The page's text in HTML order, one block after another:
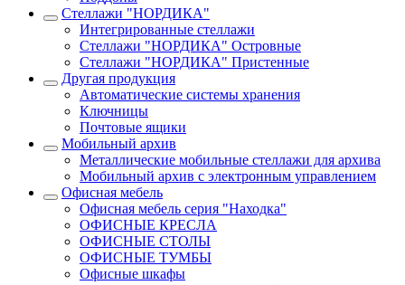
Стеллажи "НОРДИКА"
Интегрированные стеллажи
Стеллажи "НОРДИКА" Островные
Стеллажи "НОРДИКА" Пристенные
Другая продукция
Автоматические системы хранения
Ключницы
Почтовые ящики
Мобильный архив
Металлические мобильные стеллажи для архива
Мобильный архив с электронным управлением
Офисная мебель
Офисная мебель серия "Находка"
ОФИСНЫЕ КРЕСЛА
ОФИСНЫЕ СТОЛЫ
ОФИСНЫЕ ТУМБЫ
Офисные шкафы